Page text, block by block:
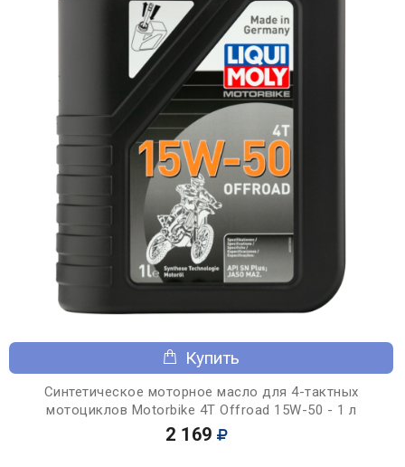
Купить
Синтетическое моторное масло для 4-тактных
мотоциклов Motorbike 4T Offroad 15W-50 - 1 л
2 169